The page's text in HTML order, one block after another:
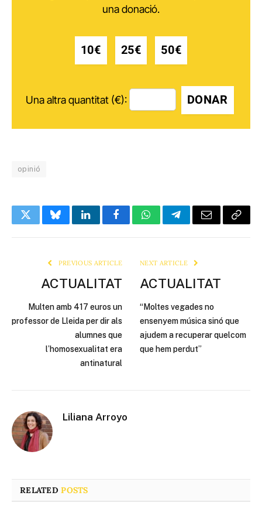
una donació.
10€ 25€ 50€
Una altra quantitat (€): DONAR
opinió
TwitterBlueskyLinkedInFacebookWhatsAppTelegramEmail Copy
PREVIOUS ARTICLE
ACTUALITAT
Multen amb 417 euros un
professor de Lleida per dir als
alumnes que
l’homosexualitat era
antinatural
NEXT ARTICLE
ACTUALITAT
“Moltes vegades no
ensenyem música sinó que
ajudem a recuperar quelcom
que hem perdut”
Liliana Arroyo
RELATEDPOSTS